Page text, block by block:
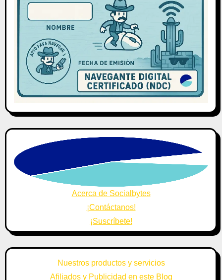
Acerca de Socialbytes
¡Contáctanos!
¡Suscríbete!
Nuestros productos y servicios
Afiliados y Publicidad en este Blog